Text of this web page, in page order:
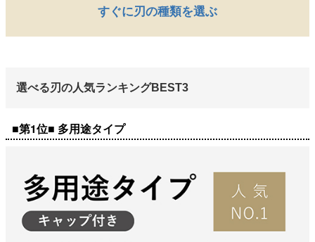
すぐに刃の種類を選ぶ
選べる刃の人気ランキングBEST3
■第1位■ 多用途タイプ